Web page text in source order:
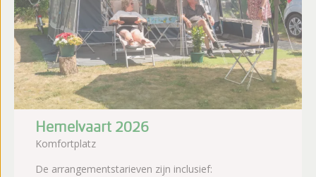
Hemelvaart 2026
Komfortplatz
De arrangementstarieven zijn inclusief: